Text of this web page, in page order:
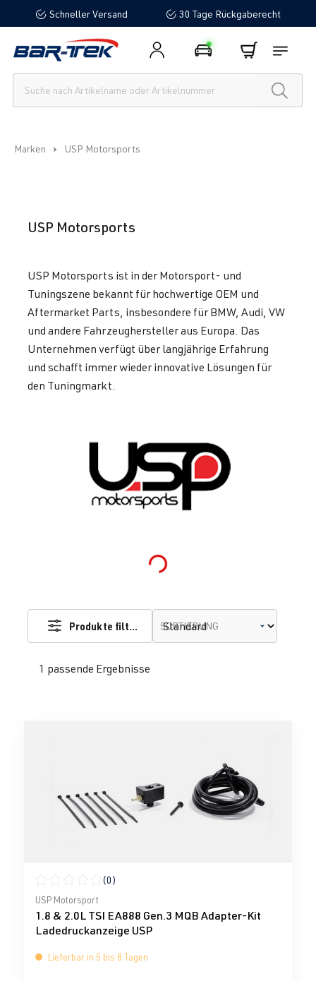
springenSchneller Versand 30 Tage Rückgaberecht
Marken USP Motorsports
USP Motorsports
USP Motorsports ist in der Motorsport- und
Tuningszene bekannt für hochwertige OEM und
Aftermarket Parts, insbesondere für BMW, Audi, VW
und andere Fahrzeughersteller aus Europa. Das
Unternehmen verfügt über langjährige Erfahrung
und schafft immer wieder innovative Lösungen für
den Tuningmarkt.
Loading...
1 passende Ergebnisse
Produkte filtern SORTIERUNG
Durchschnittliche Bewertung von 0 von 5 Sternen
(0)
USP Motorsport
1.8 & 2.0L TSI EA888 Gen.3 MQB Adapter-Kit
Ladedruckanzeige USP
Lieferbar in 5 bis 8 Tagen